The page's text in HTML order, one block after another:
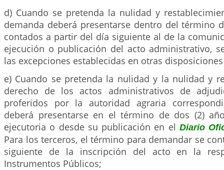
d) Cuando se pretenda la nulidad y
demanda deberá presentarse dentro del término
contados a partir del día siguiente al de la
ejecución o publicación del acto administrativo,
las excepciones establecidas en otras
e) Cuando se pretenda la nulidad y la nulidad y
derecho de los actos administrativos de
proferidos por la autoridad agraria
deberá presentarse en el término de dos (2)
ejecutoria o desde su publicación en el Diario
Para los terceros, el término para demandar se
siguiente de la inscripción del acto en la
Instrumentos Públicos;